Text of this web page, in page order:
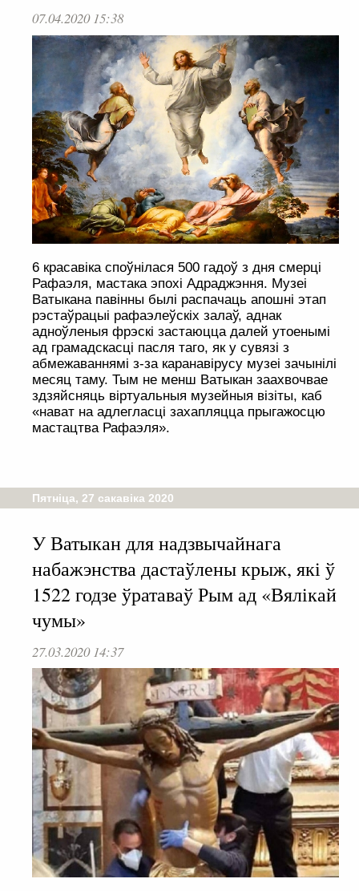
07.04.2020 15:38
6 красавіка споўнілася 500 гадоў з дня смерці
Рафаэля, мастака эпохі Адраджэння. Музеі
Ватыкана павінны былі распачаць апошні этап
рэстаўрацыі рафаэлеўскіх залаў, аднак
адноўленыя фрэскі застаюцца далей утоенымі
ад грамадскасці пасля таго, як у сувязі з
абмежаваннямі з-за каранавірусу музеі зачынілі
месяц таму. Тым не менш Ватыкан заахвочвае
здзяйсняць віртуальныя музейныя візіты, каб
«нават на адлегласці захапляцца прыгажосцю
мастацтва Рафаэля».
Пятніца, 27 сакавіка 2020
У Ватыкан для надзвычайнага
набажэнства дастаўлены крыж, які ў
1522 годзе ўратаваў Рым ад «Вялікай
чумы»
27.03.2020 14:37